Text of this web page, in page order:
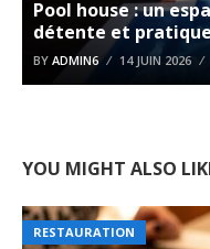
Pool house : un
détente et pratique
BY ADMIN6 14 JUIN 2026
YOU MIGHT ALSO
RESTAURATION